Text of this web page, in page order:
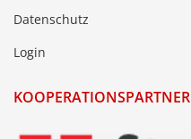
Datenschutz
Login
KOOPERATIONSPARTNER